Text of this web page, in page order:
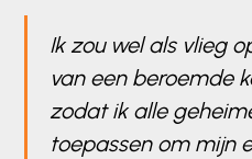
Ik zou wel als vlieg
van een beroemde
zodat ik alle
toepassen om mijn